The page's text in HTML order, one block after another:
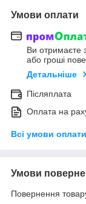
Умови оплати
Ви отримаєте
або гроші
Детальніше
Післяплата
Оплата на
Всі умови оплати
Умови
Повернення